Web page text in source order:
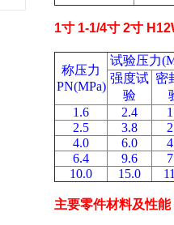
1寸 1-1/4寸 2寸
称压力
PN(MPa)
试验压力
强度试
验
密
1.6
2.4
2.5
3.8
4.0
6.0
6.4
9.6
10.0
15.0
主要零件材料及性能